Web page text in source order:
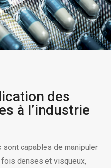
des
à l’industrie
capables de manipuler
denses et visqueux,